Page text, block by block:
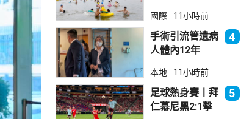
國際 11小時前
手術引流管遺病
人體內12年
業失當除牌1個
月
4
本地 11小時前
足球熱身賽丨拜
仁慕尼黑2:1擊
5